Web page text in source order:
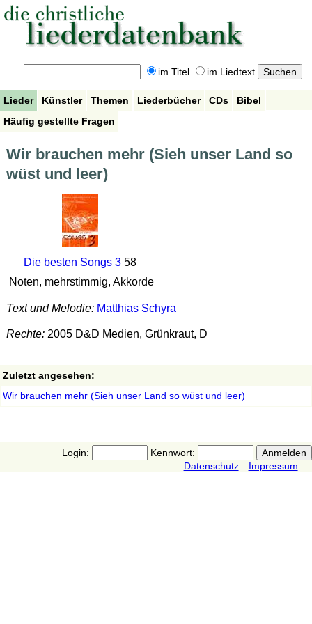
im Titel im Liedtext
Lieder Künstler Themen Liederbücher CDs
Bibel
Häufig gestellte Fragen
Wir brauchen mehr (Sieh unser Land so
wüst und leer)
Die besten Songs 358
Noten, mehrstimmig, Akkorde
Text und Melodie: Matthias Schyra
Rechte:2005 D&D Medien, Grünkraut, D
Zuletzt angesehen:
Wir brauchen mehr (Sieh unser Land so wüst und leer)
Login:
Kennwort:
Datenschutz
Impressum